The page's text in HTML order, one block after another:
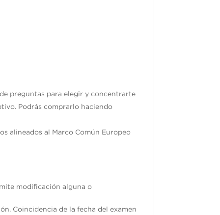
preguntas para elegir y concentrarte
Podrás comprarlo haciendo
alineados al Marco Común Europeo
modificación alguna o
Coincidencia de la fecha del examen